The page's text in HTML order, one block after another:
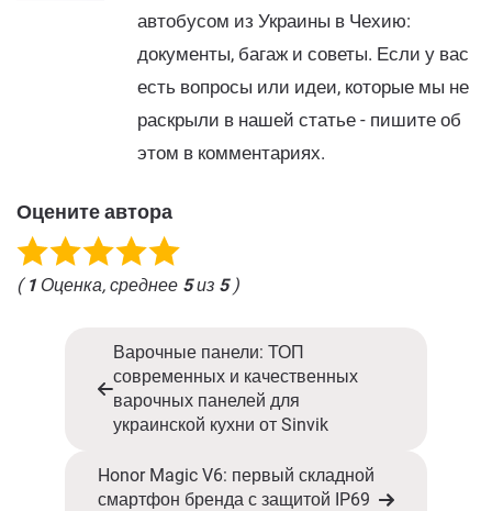
автобусом из Украины в Чехию:
документы, багаж и советы. Если у вас
есть вопросы или идеи, которые мы не
раскрыли в нашей статье - пишите об
этом в комментариях.
Оцените автора
( 1 Оценка, среднее 5из 5)
Варочные панели: ТОП
современных и качественных
варочных панелей для
украинской кухни от Sinvik
Honor Magic V6: первый складной
смартфон бренда с защитой IP69